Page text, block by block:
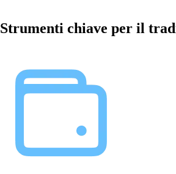
Strumenti chiave per il